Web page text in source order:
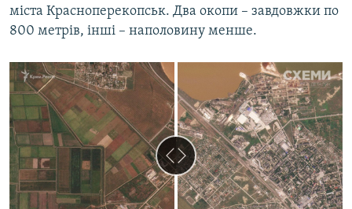
міста Красноперекопськ. Два окопи – завдовжки по
800 метрів, інші – наполовину менше.